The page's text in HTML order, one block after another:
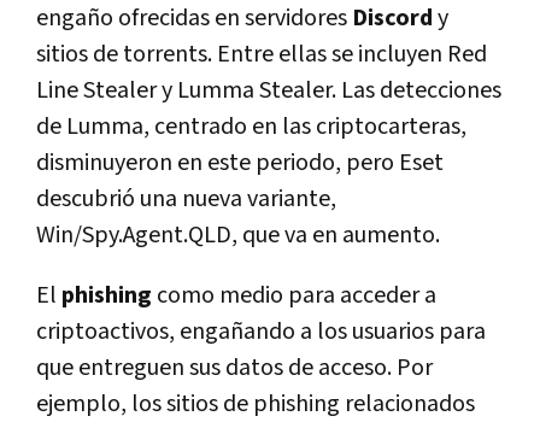
engaño ofrecidas en servidores Discordy
sitios de torrents. Entre ellas se incluyen Red
Line Stealer y Lumma Stealer. Las detecciones
de Lumma, centrado en las criptocarteras,
disminuyeron en este periodo, pero Eset
descubrió una nueva variante,
Win/Spy.Agent.QLD, que va en aumento.
El phishing como medio para acceder a
criptoactivos, engañando a los usuarios para
que entreguen sus datos de acceso. Por
ejemplo, los sitios de phishing relacionados